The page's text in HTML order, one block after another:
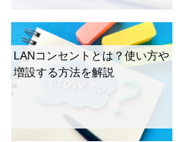
LANコンセントとは？使い方や
増設する方法を解説